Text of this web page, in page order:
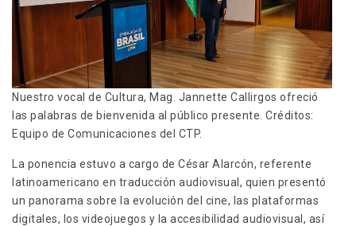
Nuestro vocal de Cultura, Mag. Jannette Callirgos ofreció
las palabras de bienvenida al público presente. Créditos:
Equipo de Comunicaciones del CTP.
La ponencia estuvo a cargo de César Alarcón, referente
latinoamericano en traducción audiovisual, quien presentó
un panorama sobre la evolución del cine, las plataformas
digitales, los videojuegos y la accesibilidad audiovisual, así